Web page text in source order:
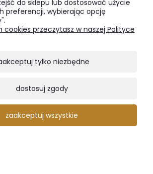
do sklepu lub dostosować użycie
preferencji, wybierając opcję
cookies przeczytasz w naszej Polityce
tylko niezbędne
dostosuj zgody
zaakceptuj wszystkie